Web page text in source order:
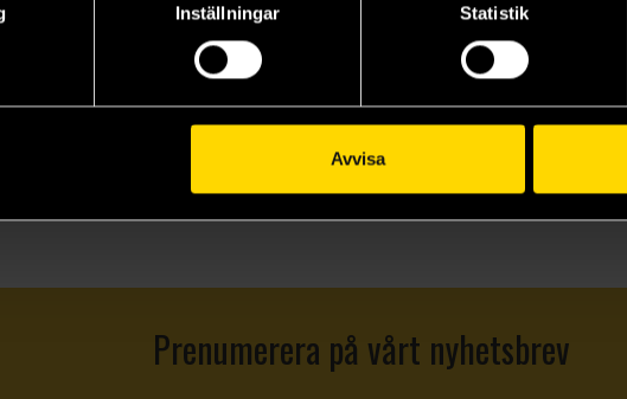
Inställningar Statistik
Avvisa
Prenumerera på vårt nyhetsbrev